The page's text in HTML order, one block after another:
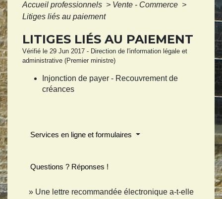
Accueil professionnels > Vente - Commerce >
Litiges liés au paiement
LITIGES LIÉS AU PAIEMENT
Vérifié le 29 Jun 2017 - Direction de l'information légale et
administrative (Premier ministre)
Injonction de payer - Recouvrement de
créances
Services en ligne et formulaires
Questions ? Réponses !
Une lettre recommandée électronique a-t-elle